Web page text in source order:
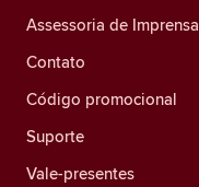
Assessoria de Imprensa
Contato
Código promocional
Suporte
Vale-presentes